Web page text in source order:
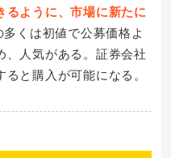
るように、市場に新たに
多くは初値で公募価格よ
、人気がある。証券会社
と購入が可能になる。